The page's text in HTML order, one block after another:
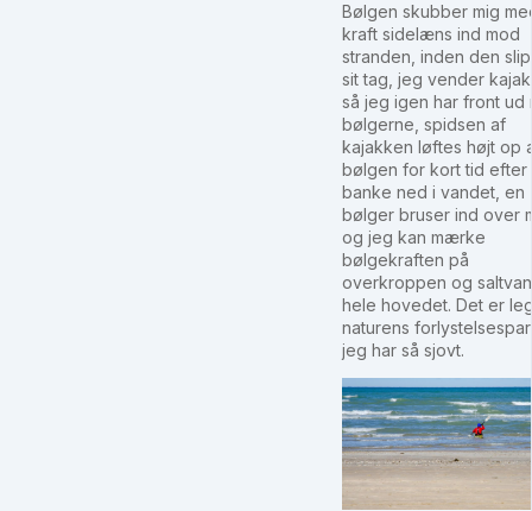
Bølgen skubber mig
kraft sidelæns ind mod
stranden, inden den
sit tag, jeg vender
så jeg igen har front ud
bølgerne, spidsen af
kajakken løftes højt op
bølgen for kort tid efter
banke ned i vandet, en
bølger bruser ind over
og jeg kan mærke
bølgekraften på
overkroppen og
hele hovedet. Det er
naturens
jeg har så sjovt.